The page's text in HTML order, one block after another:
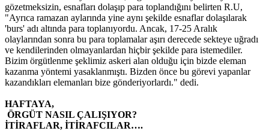
gözetmeksizin, esnafları dolaşıp para toplandığını belirten R.U,
"Ayrıca ramazan aylarında yine aynı şekilde esnaflar dolaşılarak
'burs' adı altında para toplanıyordu. Ancak, 17-25 Aralık
olaylarından sonra bu para toplamalar aşırı derecede sekteye uğradı
ve kendilerinden olmayanlardan hiçbir şekilde para istemediler.
Bizim örgütlenme şeklimiz askeri alan olduğu için bizde eleman
kazanma yöntemi yasaklanmıştı. Bizden önce bu görevi yapanlar
kazandıkları elemanları bize gönderiyorlardı." dedi.
HAFTAYA,
ÖRGÜT NASIL ÇALIŞIYOR?
İTİRAFLAR, İTİRAFCILAR….